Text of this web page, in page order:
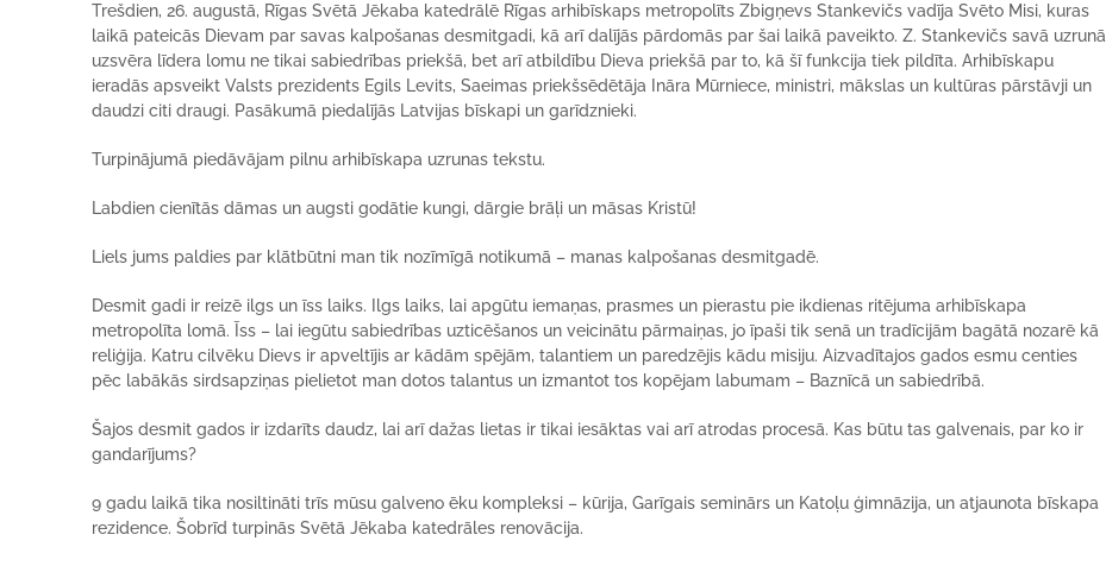
Trešdien, 26. augustā, Rīgas Svētā Jēkaba katedrālē Rīgas arhibīskaps metropolīts Zbigņevs Stankevičs vadīja Svēto Misi, kuras
laikā pateicās Dievam par savas kalpošanas desmitgadi, kā arī dalījās pārdomās par šai laikā paveikto. Z. Stankevičs savā uzrunā
uzsvēra līdera lomu ne tikai sabiedrības priekšā, bet arī atbildību Dieva priekšā par to, kā šī funkcija tiek pildīta. Arhibīskapu
ieradās apsveikt Valsts prezidents Egils Levits, Saeimas priekšsēdētāja Ināra Mūrniece, ministri, mākslas un kultūras pārstāvji un
daudzi citi draugi. Pasākumā piedalījās Latvijas bīskapi un garīdznieki.
Turpinājumā piedāvājam pilnu arhibīskapa uzrunas tekstu.
Labdien cienītās dāmas un augsti godātie kungi, dārgie brāļi un māsas Kristū!
Liels jums paldies par klātbūtni man tik nozīmīgā notikumā – manas kalpošanas desmitgadē.
Desmit gadi ir reizē ilgs un īss laiks. Ilgs laiks, lai apgūtu iemaņas, prasmes un pierastu pie ikdienas ritējuma arhibīskapa
metropolīta lomā. Īss – lai iegūtu sabiedrības uzticēšanos un veicinātu pārmaiņas, jo īpaši tik senā un tradīcijām bagātā nozarē kā
reliģija. Katru cilvēku Dievs ir apveltījis ar kādām spējām, talantiem un paredzējis kādu misiju. Aizvadītajos gados esmu centies
pēc labākās sirdsapziņas pielietot man dotos talantus un izmantot tos kopējam labumam – Baznīcā un sabiedrībā.
Šajos desmit gados ir izdarīts daudz, lai arī dažas lietas ir tikai iesāktas vai arī atrodas procesā. Kas būtu tas galvenais, par ko ir
gandarījums?
9 gadu laikā tika nosiltināti trīs mūsu galveno ēku kompleksi – kūrija, Garīgais seminārs un Katoļu ģimnāzija, un atjaunota bīskapa
rezidence. Šobrīd turpinās Svētā Jēkaba katedrāles renovācija.